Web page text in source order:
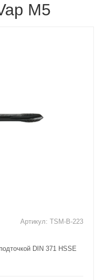
M5
Артикул: TSM-B-223
DIN 371 HSSE